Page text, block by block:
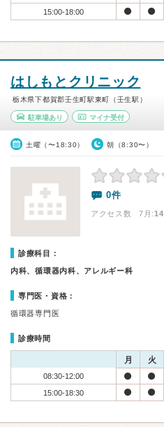
15:00-18:00
はしもとクリニック
栃木県下都賀郡壬生町駅東町（壬生駅）
駐車場あり マイナ受付
土曜（〜18:30） 朝（8:30〜）
0件
アクセス数 7月:14
診療科目：
内科、循環器内科、アレルギー科
専門医・資格：
循環器専門医
診療時間
月 火
08:30-12:00
15:00-18:30